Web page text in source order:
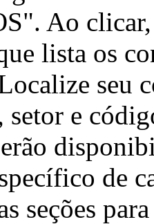
Ao
lista os
seu
setor e
de
seções